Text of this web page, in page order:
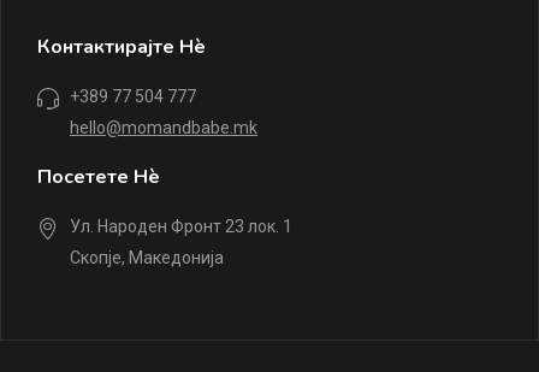
Контактирајте Нè
+389 77 504 777
hello@momandbabe.mk
Посетете Нè
Ул. Народен Фронт 23 лок. 1
Скопје, Македонија